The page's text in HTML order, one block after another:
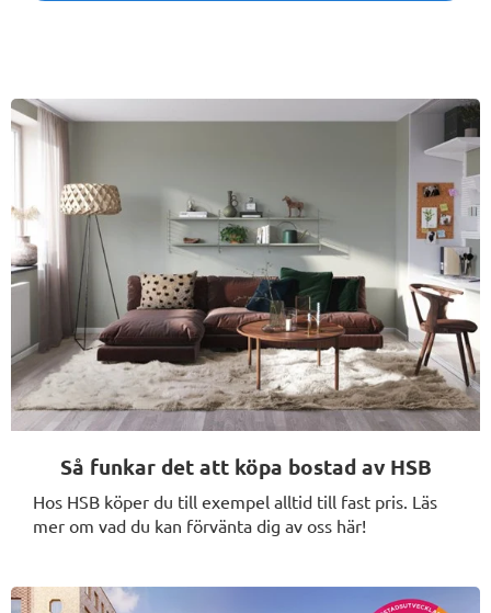
Så funkar det att köpa bostad av HSB
Hos HSB köper du till exempel alltid till fast pris. Läs
mer om vad du kan förvänta dig av oss här!